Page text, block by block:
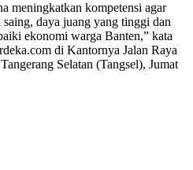
meningkatkan kompetensi agar
daya juang yang tinggi dan
ekonomi warga Banten,” kata
di Kantornya Jalan Raya
Selatan (Tangsel), Jumat